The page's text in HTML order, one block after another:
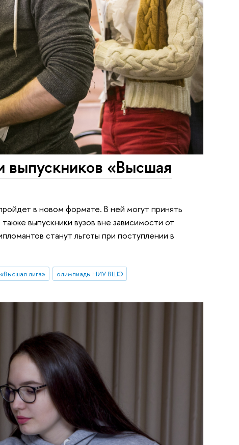
выпускников «Высшая
в новом формате. В ней могут принять
выпускники вузов вне зависимости от
станут льготы при поступлении в
лига» олимпиады НИУ ВШЭ